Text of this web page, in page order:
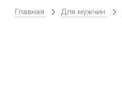
Главная Для мужчин